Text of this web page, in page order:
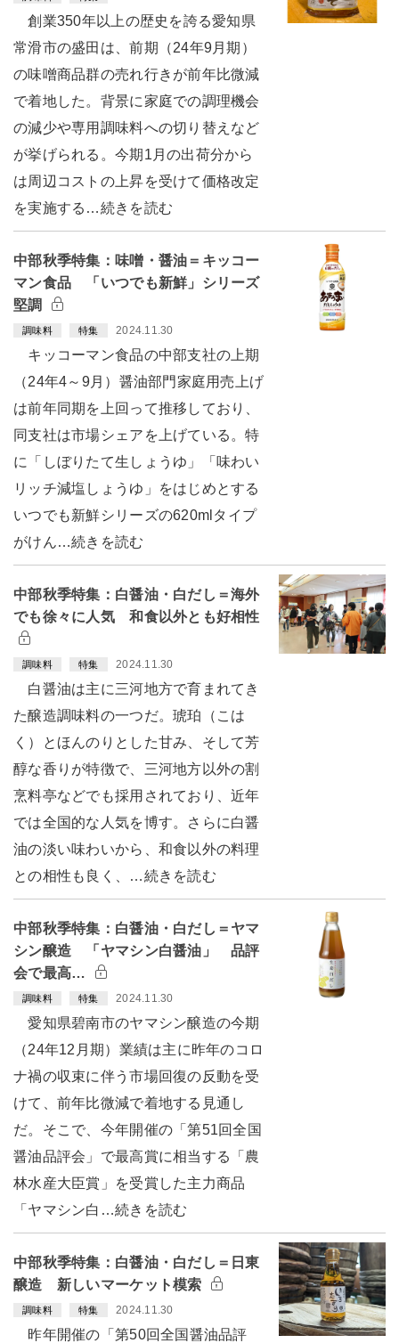
創業350年以上の歴史を誇る愛知県
常滑市の盛田は、前期（24年9月期）
の味噌商品群の売れ行きが前年比微減
で着地した。背景に家庭での調理機会
の減少や専用調味料への切り替えなど
が挙げられる。今期1月の出荷分から
は周辺コストの上昇を受けて価格改定
を実施する…続きを読む
中部秋季特集：味噌・醤油＝キッコー
マン食品 「いつでも新鮮」シリーズ
堅調
調味料 特集 2024.11.30
キッコーマン食品の中部支社の上期
（24年4～9月）醤油部門家庭用売上げ
は前年同期を上回って推移しており、
同支社は市場シェアを上げている。特
に「しぼりたて生しょうゆ」「味わい
リッチ減塩しょうゆ」をはじめとする
いつでも新鮮シリーズの620mlタイプ
がけん…続きを読む
中部秋季特集：白醤油・白だし＝海外
でも徐々に人気 和食以外とも好相性
調味料 特集 2024.11.30
白醤油は主に三河地方で育まれてき
た醸造調味料の一つだ。琥珀（こは
く）とほんのりとした甘み、そして芳
醇な香りが特徴で、三河地方以外の割
烹料亭などでも採用されており、近年
では全国的な人気を博す。さらに白醤
油の淡い味わいから、和食以外の料理
との相性も良く、…続きを読む
中部秋季特集：白醤油・白だし＝ヤマ
シン醸造 「ヤマシン白醤油」 品評
会で最高…
調味料 特集 2024.11.30
愛知県碧南市のヤマシン醸造の今期
（24年12月期）業績は主に昨年のコロ
ナ禍の収束に伴う市場回復の反動を受
けて、前年比微減で着地する見通し
だ。そこで、今年開催の「第51回全国
醤油品評会」で最高賞に相当する「農
林水産大臣賞」を受賞した主力商品
「ヤマシン白…続きを読む
中部秋季特集：白醤油・白だし＝日東
醸造 新しいマーケット模索
調味料 特集 2024.11.30
昨年開催の「第50回全国醤油品評